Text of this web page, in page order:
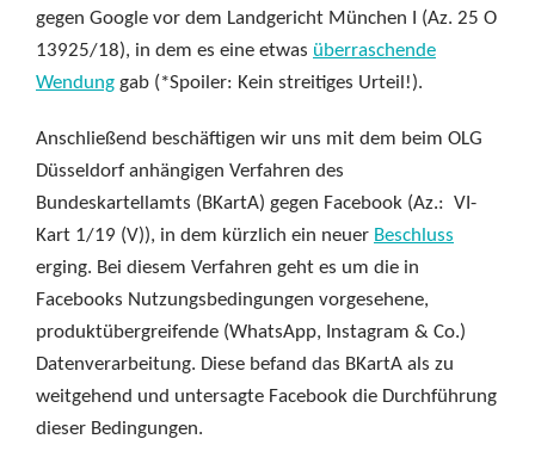
gegen Google vor dem Landgericht München I (Az. 25 O
13925/18), in dem es eine etwas überraschende
Wendung gab (*Spoiler: Kein streitiges Urteil!).
Anschließend beschäftigen wir uns mit dem beim OLG
Düsseldorf anhängigen Verfahren des
Bundeskartellamts (BKartA) gegen Facebook (Az.: VI-
Kart 1/19 (V)), in dem kürzlich ein neuer Beschluss
erging. Bei diesem Verfahren geht es um die in
Facebooks Nutzungsbedingungen vorgesehene,
produktübergreifende (WhatsApp, Instagram & Co.)
Datenverarbeitung. Diese befand das BKartA als zu
weitgehend und untersagte Facebook die Durchführung
dieser Bedingungen.